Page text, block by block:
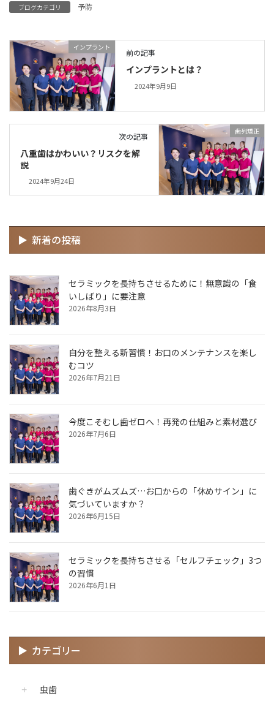
ブログカテゴリ 予防
インプラント
前の記事
インプラントとは？
2024年9月9日
歯列矯正
次の記事
八重歯はかわいい？リスクを解
説
2024年9月24日
新着の投稿
セラミックを長持ちさせるために！無意識の「食
いしばり」に要注意
2026年8月3日
自分を整える新習慣！お口のメンテナンスを楽し
むコツ
2026年7月21日
今度こそむし歯ゼロへ！再発の仕組みと素材選び
2026年7月6日
歯ぐきがムズムズ…お口からの「休めサイン」に
気づいていますか？
2026年6月15日
セラミックを長持ちさせる「セルフチェック」3つ
の習慣
2026年6月1日
カテゴリー
虫歯